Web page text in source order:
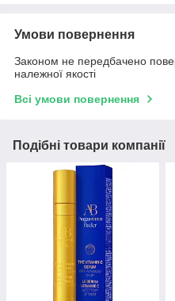
Умови повернення
Законом не передбачено
належної якості
Всі умови повернення
Подібні товари компанії